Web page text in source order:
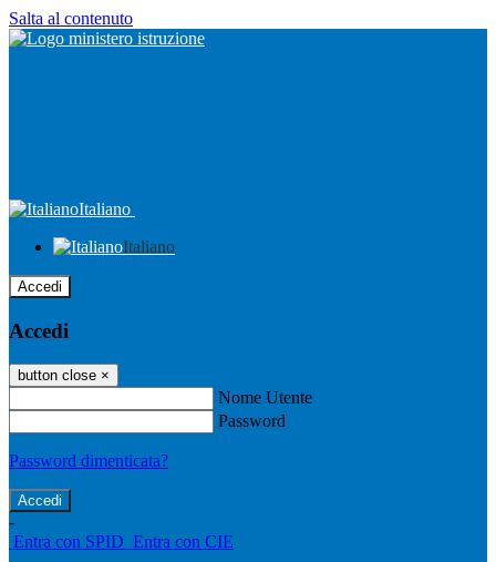
Salta al contenuto
Italiano
Italiano
Accedi
Accedi
button close ×
Nome Utente
Password
Password dimenticata?
-
Entra con SPID Entra con CIE